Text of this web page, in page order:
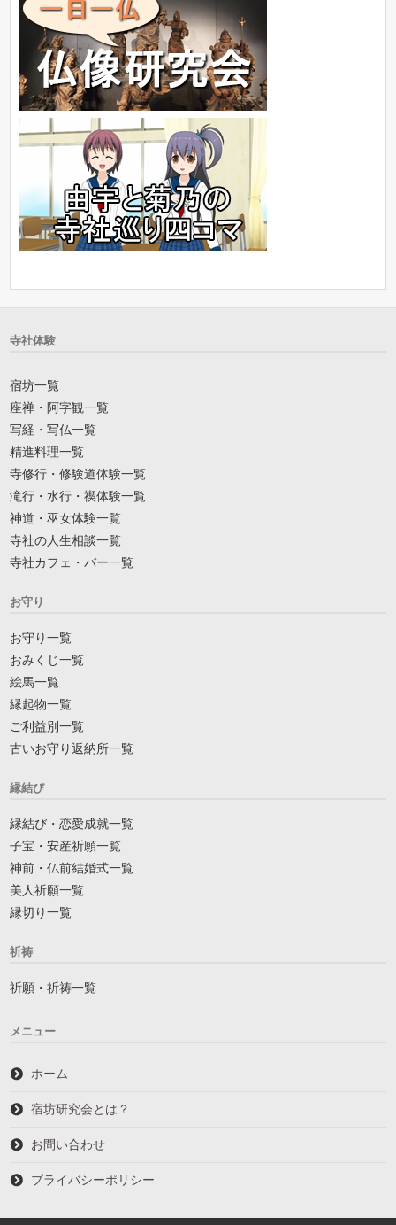
寺社体験
宿坊一覧
座禅・阿字観一覧
写経・写仏一覧
精進料理一覧
寺修行・修験道体験一覧
滝行・水行・禊体験一覧
神道・巫女体験一覧
寺社の人生相談一覧
寺社カフェ・バー一覧
お守り
お守り一覧
おみくじ一覧
絵馬一覧
縁起物一覧
ご利益別一覧
古いお守り返納所一覧
縁結び
縁結び・恋愛成就一覧
子宝・安産祈願一覧
神前・仏前結婚式一覧
美人祈願一覧
縁切り一覧
祈祷
祈願・祈祷一覧
メニュー
ホーム
宿坊研究会とは？
お問い合わせ
プライバシーポリシー